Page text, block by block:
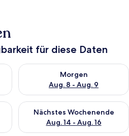
für diese Daten
für heute Nacht, Aug. 7 - Aug. 8.
Morgen
Aug. 8 - Aug. 9
Überprüfe die Verfügbarkeit
für dieses Wochenende, Aug. 7
Nächstes Wochenende
Aug. 14 - Aug. 16
Überprüfe die Verfügbarkeit